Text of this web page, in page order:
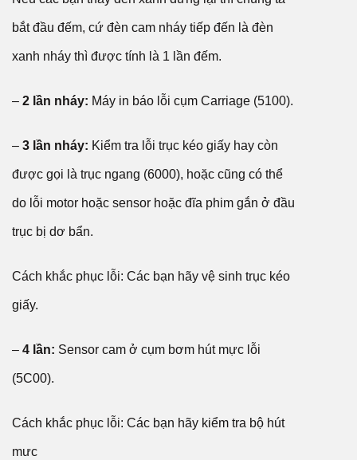
bắt đầu đếm, cứ đèn cam nháy tiếp đến là đèn
xanh nháy thì được tính là 1 lần đếm.
– 2 lần nháy: Máy in báo lỗi cụm Carriage (5100).
– 3 lần nháy: Kiểm tra lỗi trục kéo giấy hay còn
được gọi là trục ngang (6000), hoặc cũng có thể
do lỗi motor hoặc sensor hoặc đĩa phim gắn ở đầu
trục bị dơ bẩn.
Cách khắc phục lỗi: Các bạn hãy vệ sinh trục kéo
giấy.
– 4 lần: Sensor cam ở cụm bơm hút mực lỗi
(5C00).
Cách khắc phục lỗi: Các bạn hãy kiểm tra bộ hút
mưc